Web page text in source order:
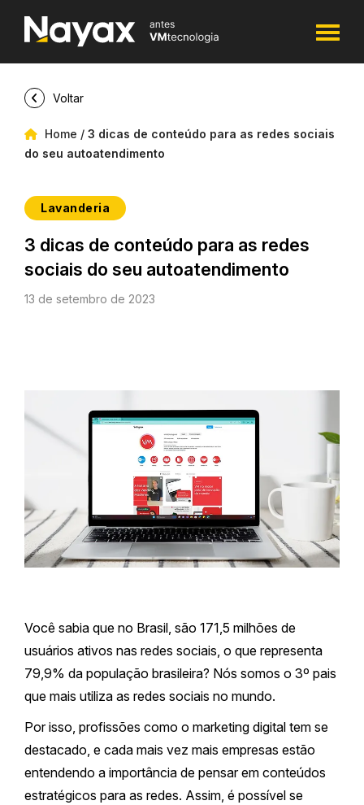
Home / 3 dicas de conteúdo para as redes sociais
do seu autoatendimento
Voltar
Lavanderia
3 dicas de conteúdo para as redes
sociais do seu autoatendimento
13 de setembro de 2023
Você sabia que no Brasil, são 171,5 milhões de
usuários ativos nas redes sociais, o que representa
79,9% da população brasileira? Nós somos o 3º pais
que mais utiliza as redes sociais no mundo.
Por isso, profissões como o marketing digital tem se
destacado, e cada mais vez mais empresas estão
entendendo a importância de pensar em conteúdos
estratégicos para as redes. Assim, é possível se